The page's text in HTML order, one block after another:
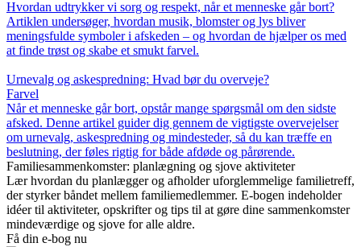
Hvordan udtrykker vi sorg og respekt, når et menneske går bort?
Artiklen undersøger, hvordan musik, blomster og lys bliver
meningsfulde symboler i afskeden – og hvordan de hjælper os med
at finde trøst og skabe et smukt farvel.
Urnevalg og askespredning: Hvad bør du overveje?
Farvel
Når et menneske går bort, opstår mange spørgsmål om den sidste
afsked. Denne artikel guider dig gennem de vigtigste overvejelser
om urnevalg, askespredning og mindesteder, så du kan træffe en
beslutning, der føles rigtig for både afdøde og pårørende.
Familiesammenkomster: planlægning og sjove aktiviteter
Lær hvordan du planlægger og afholder uforglemmelige familietreff,
der styrker båndet mellem familiemedlemmer. E-bogen indeholder
idéer til aktiviteter, opskrifter og tips til at gøre dine sammenkomster
mindeværdige og sjove for alle aldre.
Få din e-bog nu